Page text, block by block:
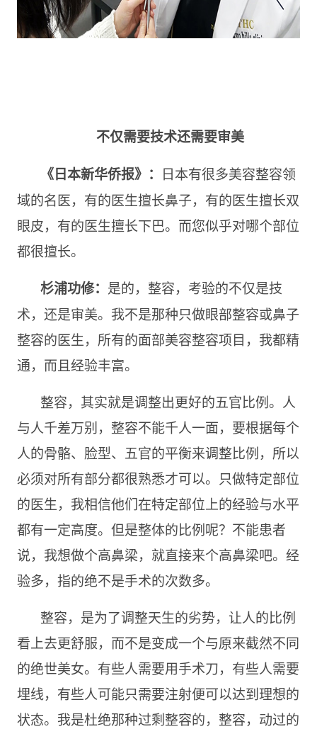
不仅需要技术还需要审美
《日本新华侨报》： 日本有很多美容整容领
域的名医，有的医生擅长鼻子，有的医生擅长双
眼皮，有的医生擅长下巴。而您似乎对哪个部位
都很擅长。
杉浦功修： 是的，整容，考验的不仅是技
术，还是审美。我不是那种只做眼部整容或鼻子
整容的医生，所有的面部美容整容项目，我都精
通，而且经验丰富。
整容，其实就是调整出更好的五官比例。人
与人千差万别，整容不能千人一面，要根据每个
人的骨骼、脸型、五官的平衡来调整比例，所以
必须对所有部分都很熟悉才可以。只做特定部位
的医生，我相信他们在特定部位上的经验与水平
都有一定高度。但是整体的比例呢？不能患者
说，我想做个高鼻梁，就直接来个高鼻梁吧。经
验多，指的绝不是手术的次数多。
整容，是为了调整天生的劣势，让人的比例
看上去更舒服，而不是变成一个与原来截然不同
的绝世美女。有些人需要用手术刀，有些人需要
埋线，有些人可能只需要注射便可以达到理想的
状态。我是杜绝那种过剩整容的，整容，动过的